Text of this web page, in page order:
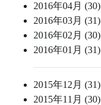
2016年04月 (30)
2016年03月 (31)
2016年02月 (30)
2016年01月 (31)
2015年12月 (31)
2015年11月 (30)